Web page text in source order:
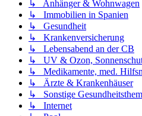
↳ Anhänger & Wohnwagen
↳ Immobilien in Spanien
↳ Gesundheit
↳ Krankenversicherung
↳ Lebensabend an der CB
↳ UV & Ozon,
↳ Medikamente, med.
↳ Ärzte & Krankenhäuser
↳ Sonstige
↳ Internet